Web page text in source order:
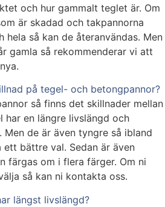
och hur gammalt teglet är. Om
är skadad och takpannorna
så kan de återanvändas. Men
gamla så rekommenderar vi att
på tegel- och betongpannor?
så finns det skillnader mellan
har en längre livslängd och
Men de är även tyngre så ibland
bättre val. Sedan är även
färgas om i flera färger. Om ni
så kan ni kontakta oss.
längst livslängd?